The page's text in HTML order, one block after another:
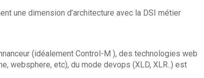
une dimension d’architecture avec la DSI métier
(idéalement Control-M ), des technologies web
websphere, etc), du mode devops (XLD, XLR..) est